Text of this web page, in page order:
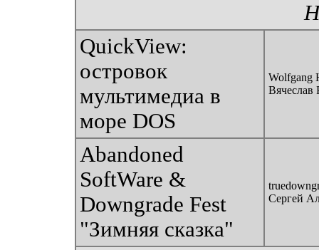
QuickView:
островок
мультимедиа в
море DOS
Wolfgang
Вячеслав
Abandoned
SoftWare &
Downgrade Fest
"Зимняя сказка"
Сергей